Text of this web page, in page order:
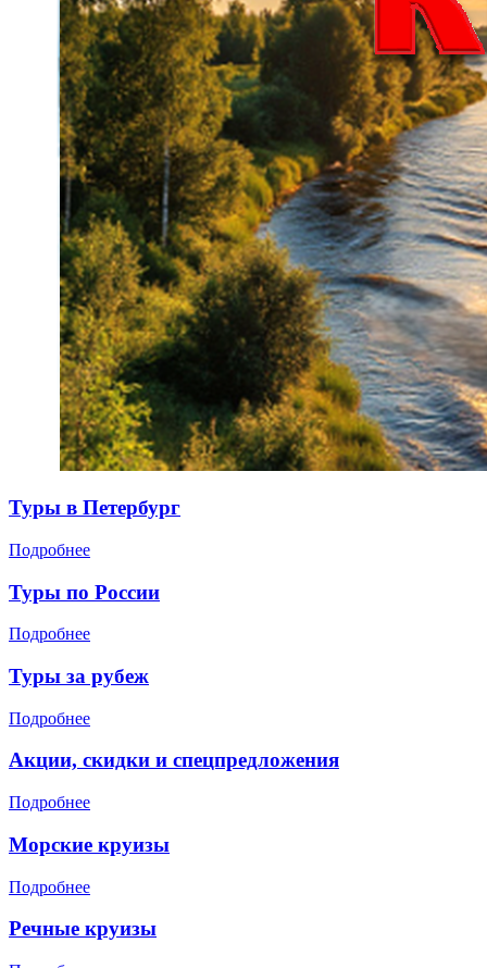
Туры в Петербург
Подробнее
Туры по России
Подробнее
Туры за рубеж
Подробнее
Акции, скидки и спецпредложения
Подробнее
Морские круизы
Подробнее
Речные круизы